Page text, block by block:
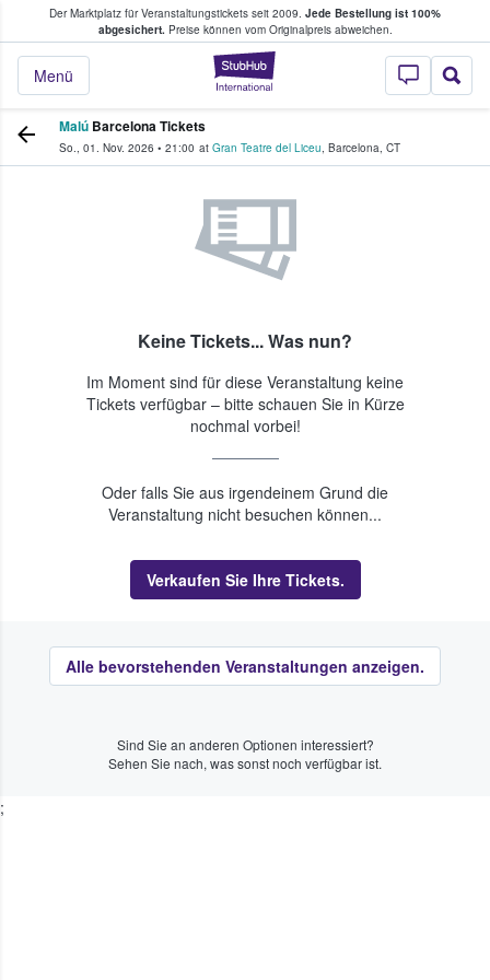
Der Marktplatz für Veranstaltungstickets seit 2009. Jede Bestellung ist 100%
abgesichert.Preise können vom Originalpreis abweichen.
StubHub - Wo
Menü
Tickets kaufen & verkaufen
Malú Barcelona Tickets
So., 01. Nov. 2026 • 21:00 at Gran Teatre del Liceu, Barcelona, CT
Keine Tickets... Was nun?
Im Moment sind für diese Veranstaltung keine
Tickets verfügbar – bitte schauen Sie in Kürze
nochmal vorbei!
Oder falls Sie aus irgendeinem Grund die
Veranstaltung nicht besuchen können...
Verkaufen Sie Ihre Tickets.
Alle bevorstehenden Veranstaltungen anzeigen.
Sind Sie an anderen Optionen interessiert?
Sehen Sie nach, was sonst noch verfügbar ist.
;